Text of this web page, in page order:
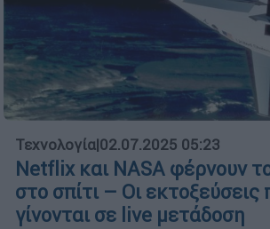
Τεχνολογία|02.07.2025 05:23
Netflix και NASA φέρνουν
στο σπίτι – Οι
γίνονται σε live μετάδοση